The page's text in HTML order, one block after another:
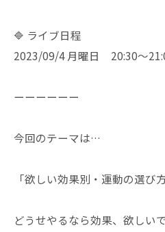
🔷 ライブ日程
2023/09/4 月曜日 20:30〜
ーーーーーー
今回のテーマは…
「欲しい効果別・運動の選び方
どうせやるなら効果、欲しい